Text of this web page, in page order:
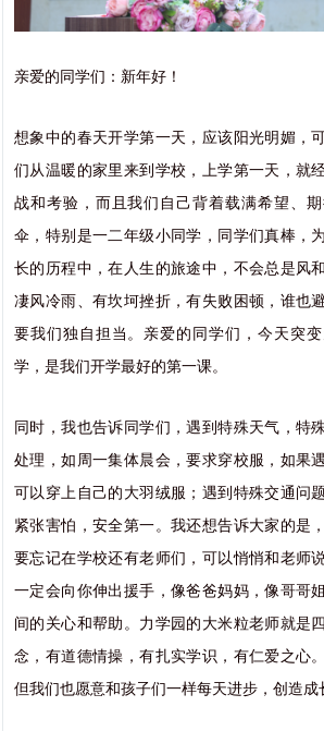
亲爱的同学们：新年好！
想象中的春天开学第一天，应该阳光明媚，
们从温暖的家里来到学校，上学第一天，就
战和考验，而且我们自己背着载满希望、
伞，特别是一二年级小同学，同学们真棒，
长的历程中，在人生的旅途中，不会总是风
凄风冷雨、有坎坷挫折，有失败困顿，谁也
要我们独自担当。亲爱的同学们，今天突
学，是我们开学最好的第一课。
同时，我也告诉同学们，遇到特殊天气，特
处理，如周一集体晨会，要求穿校服，如果
可以穿上自己的大羽绒服；遇到特殊交通问
紧张害怕，安全第一。我还想告诉大家的是
要忘记在学校还有老师们，可以悄悄和老师
一定会向你伸出援手，像爸爸妈妈，像哥哥
间的关心和帮助。力学园的大米粒老师就是
念，有道德情操，有扎实学识，有仁爱之心
但我们也愿意和孩子们一样每天进步，创造成